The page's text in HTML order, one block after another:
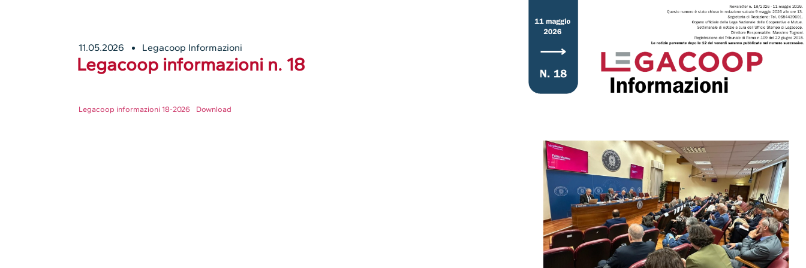
11.05.2026 Legacoop Informazioni
Legacoop informazioni n. 18
Legacoop informazioni 18-2026 Download